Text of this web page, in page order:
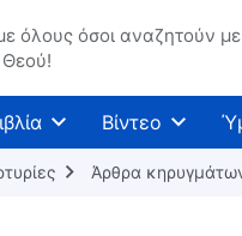
όλους όσοι αναζητούν
Βίντεο
Άρθρα